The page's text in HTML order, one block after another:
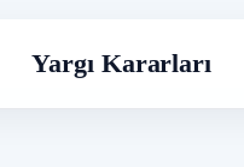
Yargı Kararları